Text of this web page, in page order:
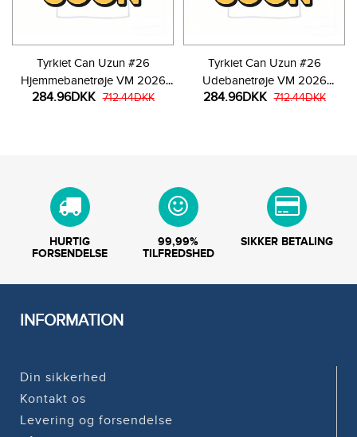
Tyrkiet Can Uzun #26
Hjemmebanetrøje VM 2026
Kortærmet
284.96DKK 712.44DKK
Tyrkiet Can Uzun #26
Udebanetrøje VM 2026
Kortærmet
284.96DKK 712.44DKK
HURTIG
FORSENDELSE
99,99%
TILFREDSHED
SIKKER BETALING
INFORMATION
Din sikkerhed
Kontakt os
Levering og forsendelse